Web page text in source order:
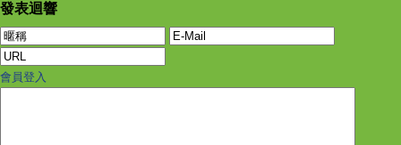
發表迴響
會員登入